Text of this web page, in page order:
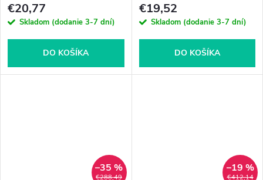
€20,77
Skladom (dodanie 3-7 dní)
DO KOŠÍKA
€19,52
Skladom (dodanie 3-7 dní)
DO KOŠÍKA
€288,49
–35 %
€412,14
–19 %